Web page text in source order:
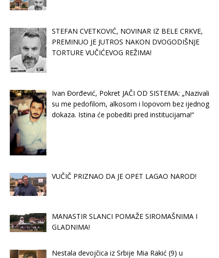
STEFAN CVETKOVIĆ, NOVINAR IZ BELE CRKVE,
PREMINUO JE JUTROS NAKON DVOGODIŠNJE
TORTURE VUČIĆEVOG REŽIMA!
Ivan Đorđević, Pokret JAČI OD SISTEMA: „Nazivali
su me pedofilom, alkosom i lopovom bez ijednog
dokaza. Istina će pobediti pred institucijama!“
VUČIČ PRIZNAO DA JE OPET LAGAO NAROD!
MANASTIR SLANCI POMAŽE SIROMAŠNIMA I
GLADNIMA!
Nestala devojčica iz Srbije Mia Rakić (9) u